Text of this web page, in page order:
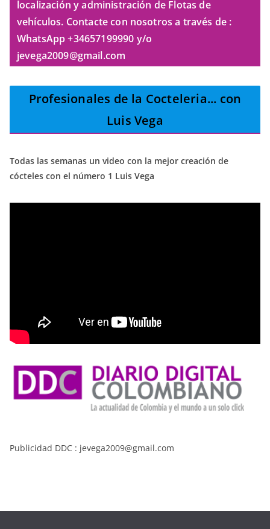
localización y administración de Flotas de
vehículos. Contacte con nosotros a través de :
WhatsApp +34657199990 y/o
jevega2009@gmail.com
Profesionales de la Cocteleria... con
Luis Vega
Todas las semanas un video con la mejor creación de
cócteles con el número 1 Luis Vega
Publicidad DDC : jevega2009@gmail.com